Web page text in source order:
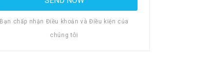
Bạn chấp nhận Điều khoản và Điều kiện của
chúng tôi